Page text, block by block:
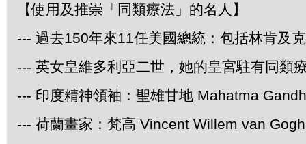
【使用及推崇「同類療法」的名人】
--- 過去150年來11任美國總統：包括林肯及
--- 英女皇維多利亞二世，她的皇宮駐有同類
--- 印度精神領袖：聖雄甘地 Mahatma
--- 荷蘭畫家：梵高 Vincent Willem van Gogh